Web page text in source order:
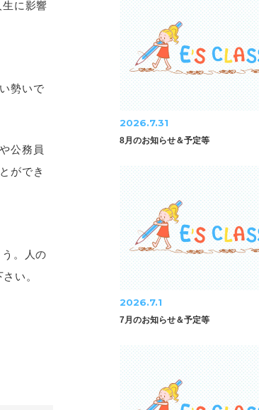
に影響
勢いで
公務員
ができ
。人の
い。
2026.7.31
8月のお知らせ＆予定等
2026.7.1
7月のお知らせ＆予定等